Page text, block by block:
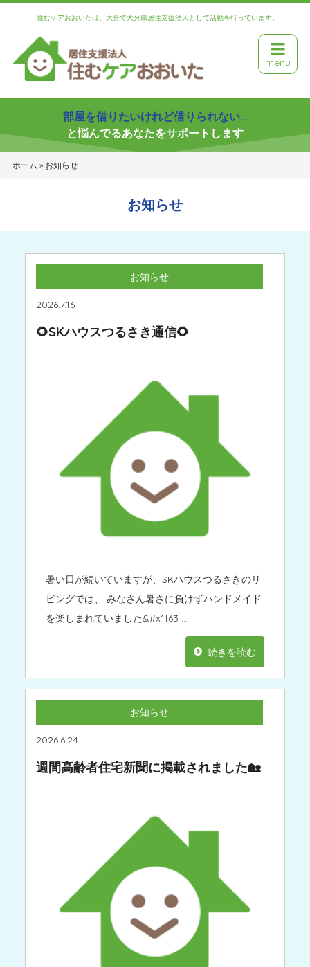
住むケアおおいたは、大分で大分県居住支援法人として活動を行っています。
menu
部屋を借りたいけれど借りられない…
と悩んでるあなたをサポートします
ホーム » お知らせ
お知らせ
お知らせ
2026.7.16
🌻SKハウスつるさき通信🌻
暑い日が続いていますが、SKハウスつるさきのリ
ビングでは、 みなさん暑さに負けずハンドメイド
を楽しまれていました&#x1f63 …
続きを読む
お知らせ
2026.6.24
週間高齢者住宅新聞に掲載されました🏡